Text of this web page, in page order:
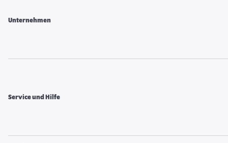
Unternehmen
Service und Hilfe